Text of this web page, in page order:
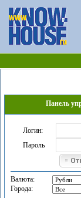
Панель
Логин:
Пароль
Валюта:
Города: